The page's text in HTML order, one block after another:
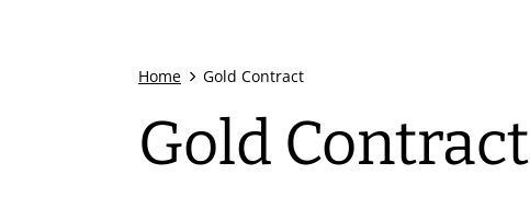
Home Gold Contract
Gold Contract